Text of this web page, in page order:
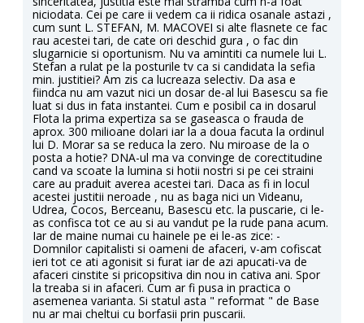
niciodata. Cei pe care ii vedem ca ii ridica osanale astazi ,
cum sunt L. STEFAN, M. MACOVEI si alte flasnete ce fac
rau acestei tari, de cate ori deschid gura , o fac din
slugarnicie si oportunism. Nu va amintiti ca numele lui L.
Stefan a rulat pe la posturile tv ca si candidata la sefia
min. justitiei? Am zis ca lucreaza selectiv. Da asa e
fiindca nu am vazut nici un dosar de-al lui Basescu sa fie
luat si dus in fata instantei. Cum e posibil ca in dosarul
Flota la prima expertiza sa se gaseasca o frauda de
aprox. 300 milioane dolari iar la a doua facuta la ordinul
lui D. Morar sa se reduca la zero. Nu miroase de la o
posta a hotie? DNA-ul ma va convinge de corectitudine
cand va scoate la lumina si hotii nostri si pe cei straini
care au praduit averea acestei tari. Daca as fi in locul
acestei justitii neroade , nu as baga nici un Videanu,
Udrea, Cocos, Berceanu, Basescu etc. la puscarie, ci le-
as confisca tot ce au si au vandut pe la rude pana acum.
Iar de maine numai cu hainele pe ei le-as zice: -
Domnilor capitalisti si oameni de afaceri, v-am cofiscat
ieri tot ce ati agonisit si furat iar de azi apucati-va de
afaceri cinstite si pricopsitiva din nou in cativa ani. Spor
la treaba si in afaceri. Cum ar fi pusa in practica o
asemenea varianta. Si statul asta " reformat " de Base
nu ar mai cheltui cu borfasii prin puscarii.